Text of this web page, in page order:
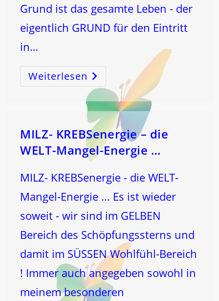
Grund ist das gesamte Leben - der
eigentlich GRUND für den Eintritt
in…
Weiterlesen Lukas
12,44
Entschlüsselt:
Von
Der
6
9
MILZ- KREBSenergie – die
WELT-Mangel-Energie …
MILZ- KREBSenergie - die WELT-
Mangel-Energie ... Es ist wieder
soweit - wir sind im GELBEN
Bereich des Schöpfungssterns und
damit im SÜSSEN Wohlfühl-Bereich
! Immer auch angegeben sowohl in
meinem besonderen